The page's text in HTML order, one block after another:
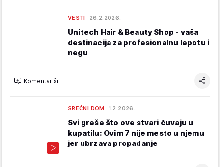
VESTI 26.2.2026.
Unitech Hair & Beauty Shop - vaša
destinacija za profesionalnu lepotu i
negu
Komentariši
SREĆNI DOM 1.2.2026.
Svi greše što ove stvari čuvaju u
kupatilu: Ovim 7 nije mesto u njemu
jer ubrzava propadanje